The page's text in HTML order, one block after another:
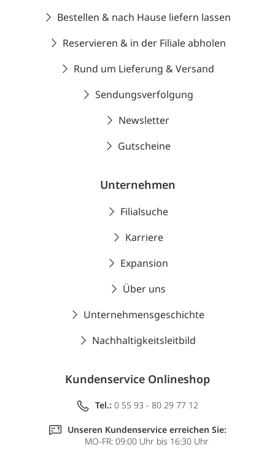
Bestellen & nach Hause liefern lassen
Reservieren & in der Filiale abholen
Rund um Lieferung & Versand
Sendungsverfolgung
Newsletter
Gutscheine
Unternehmen
Filialsuche
Karriere
Expansion
Über uns
Unternehmensgeschichte
Nachhaltigkeitsleitbild
Kundenservice Onlineshop
Tel.: 0 55 93 - 80 29 77 12
Unseren Kundenservice erreichen Sie:
MO-FR: 09:00 Uhr bis 16:30 Uhr